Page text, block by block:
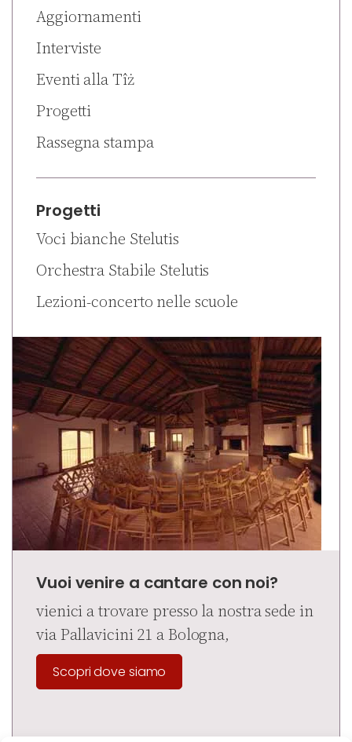
Aggiornamenti
Interviste
Eventi alla Tîż
Progetti
Rassegna stampa
Progetti
Voci bianche Stelutis
Orchestra Stabile Stelutis
Lezioni-concerto nelle scuole
Vuoi venire a cantare con noi?
vienici a trovare presso la nostra sede in
via Pallavicini 21 a Bologna,
Scopri dove siamo